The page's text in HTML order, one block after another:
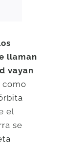
llaman
vayan
como
el
se